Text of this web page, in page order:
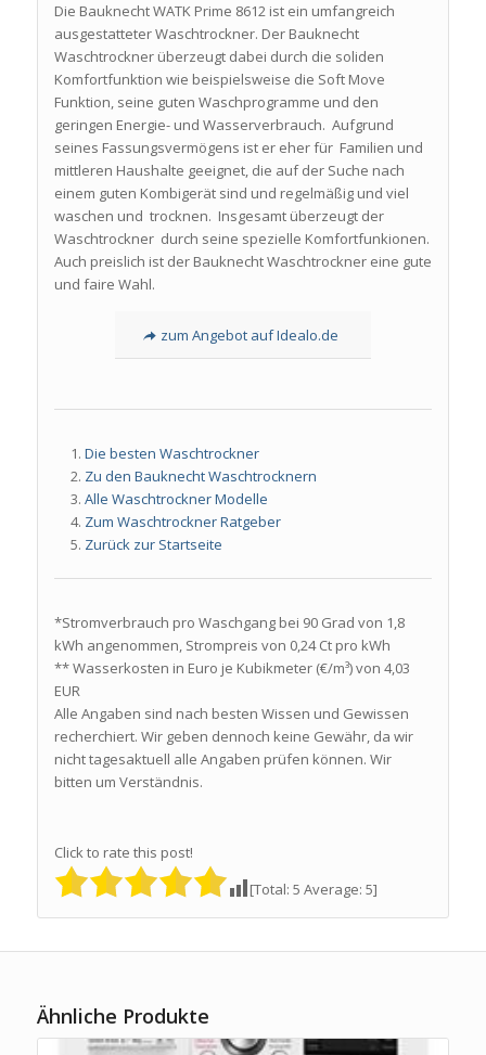
Die Bauknecht WATK Prime 8612 ist ein umfangreich
ausgestatteter Waschtrockner. Der Bauknecht
Waschtrockner überzeugt dabei durch die soliden
Komfortfunktion wie beispielsweise die Soft Move
Funktion, seine guten Waschprogramme und den
geringen Energie- und Wasserverbrauch. Aufgrund
seines Fassungsvermögens ist er eher für Familien und
mittleren Haushalte geeignet, die auf der Suche nach
einem guten Kombigerät sind und regelmäßig und viel
waschen und trocknen. Insgesamt überzeugt der
Waschtrockner durch seine spezielle Komfortfunkionen.
Auch preislich ist der Bauknecht Waschtrockner eine gute
und faire Wahl.
zum Angebot auf Idealo.de
Die besten Waschtrockner
Zu den Bauknecht Waschtrocknern
Alle Waschtrockner Modelle
Zum Waschtrockner Ratgeber
Zurück zur Startseite
*Stromverbrauch pro Waschgang bei 90 Grad von 1,8
kWh angenommen, Strompreis von 0,24 Ct pro kWh
** Wasserkosten in Euro je Kubikmeter (€/m³) von 4,03
EUR
Alle Angaben sind nach besten Wissen und Gewissen
recherchiert. Wir geben dennoch keine Gewähr, da wir
nicht tagesaktuell alle Angaben prüfen können. Wir
bitten um Verständnis.
Click to rate this post!
[Total: 5 Average: 5]
Ähnliche Produkte